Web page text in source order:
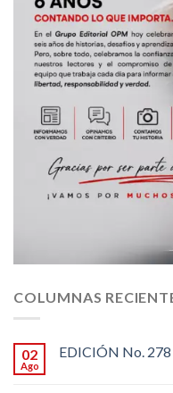
COLUMNAS
02
Ago
EDICIÓN No. 278